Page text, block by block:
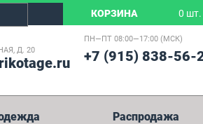
КОРЗИНА 0
Д. 20
ПН—ПТ 08:00—17:00 (МСК)
+7 (915) 838-56-
Распродажа